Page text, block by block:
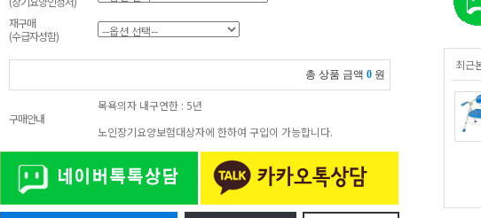
최근
재구매
(수급자성함)
총 상품 금액 0 원
구매안내
목욕의자 내구연한 : 5년
노인장기요양보험대상자에 한하여 구입이 가능합니다.